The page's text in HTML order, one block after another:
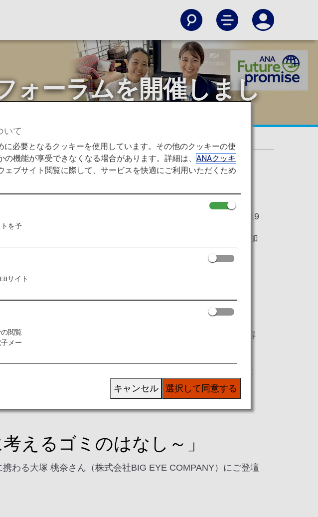
ォーラムを開催しまし
フォーラムを開催しました！
2023/09/19
イン視聴も合わせて、120名を越えるANAグループ社員が参加
一人がESGを自分事として捉え、行動をおこすきっかけを得
な知見から、自分にできること、ANAグループが出来ること
えるゴミのはなし～」
わる大塚 桃奈さん（株式会社BIG EYE COMPANY）にご登壇
いて
必要となるクッキーを使用しています。その他のクッキーの使
機能が享受できなくなる場合があります。詳細は、ANAクッキ
ェブサイト閲覧に際して、サービスを快適にご利用いただくため
を予
サイト
閲覧
メー
選択して同意する
キャンセル